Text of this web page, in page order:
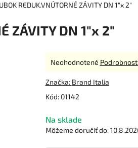
REDUK.VNÚTORNÉ ZÁVITY DN 1"x 2"
ZÁVITY DN 1"x 2"
Kód: 01142
Na sklade
Môžeme doručiť do:
Priemerné
produktu
0,0
5
hviezdičiek.
Neohodnotené
Značka: Brand Italia